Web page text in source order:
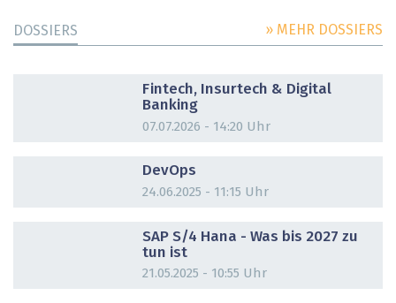
DOSSIERS » MEHR DOSSIERS
Fintech, Insurtech & Digital
Banking
07.07.2026 - 14:20 Uhr
DevOps
24.06.2025 - 11:15 Uhr
SAP S/4 Hana - Was bis 2027 zu
tun ist
21.05.2025 - 10:55 Uhr